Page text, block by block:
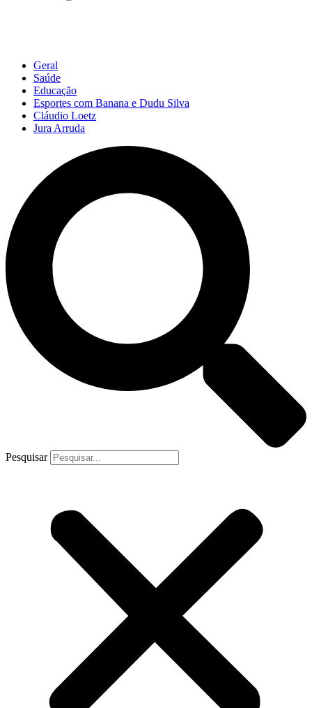
Geral
Saúde
Educação
Esportes com Banana e Dudu Silva
Cláudio Loetz
Jura Arruda
Pesquisar